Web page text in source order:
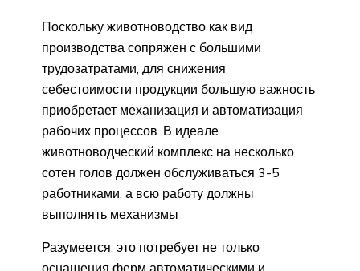
Поскольку животноводство как вид
производства сопряжен с большими
трудозатратами, для снижения
себестоимости продукции большую важность
приобретает механизация и автоматизация
рабочих процессов. В идеале
животноводческий комплекс на несколько
сотен голов должен обслуживаться 3-5
работниками, а всю работу должны
выполнять механизмы
Разумеется, это потребует не только